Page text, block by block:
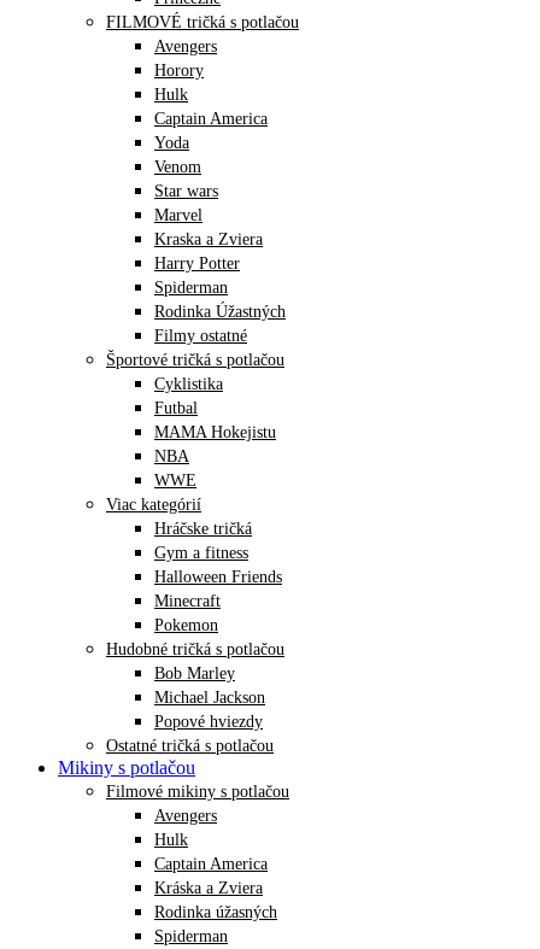
FILMOVÉ tričká s potlačou
Avengers
Horory
Hulk
Captain America
Yoda
Venom
Star wars
Marvel
Kraska a Zviera
Harry Potter
Spiderman
Rodinka Úžastných
Filmy ostatné
Športové tričká s potlačou
Cyklistika
Futbal
MAMA Hokejistu
NBA
WWE
Viac kategórií
Hráčske tričká
Gym a fitness
Halloween Friends
Minecraft
Pokemon
Hudobné tričká s potlačou
Bob Marley
Michael Jackson
Popové hviezdy
Ostatné tričká s potlačou
Mikiny s potlačou
Filmové mikiny s potlačou
Avengers
Hulk
Captain America
Kráska a Zviera
Rodinka úžasných
Spiderman